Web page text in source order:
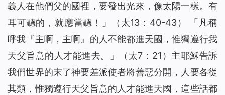
義人在他們父的國裡，要發出光來，像太陽一樣。有
耳可聽的，就應當聽！
」（太13：40-43） 「 凡稱
呼我『主啊，主啊』的人不能都進天國，惟獨遵行我
天父旨意的人才能進去。
」（太7：21）主耶穌告訴
我們世界的末了神要差派使者將善惡分開，人要各從
其類，惟獨遵行天父旨意的人才能進天國，這些話都